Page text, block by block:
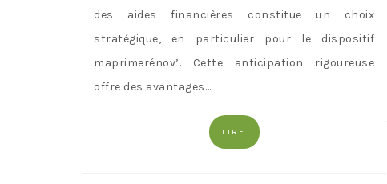
des aides financières constitue un choix
stratégique, en particulier pour le dispositif
maprimerénov’. Cette anticipation rigoureuse
offre des avantages…
LIRE